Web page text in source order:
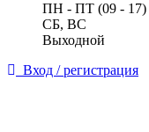
ПН - ПТ (09 - 17)
СБ, ВС
Выходной
Вход / регистрация